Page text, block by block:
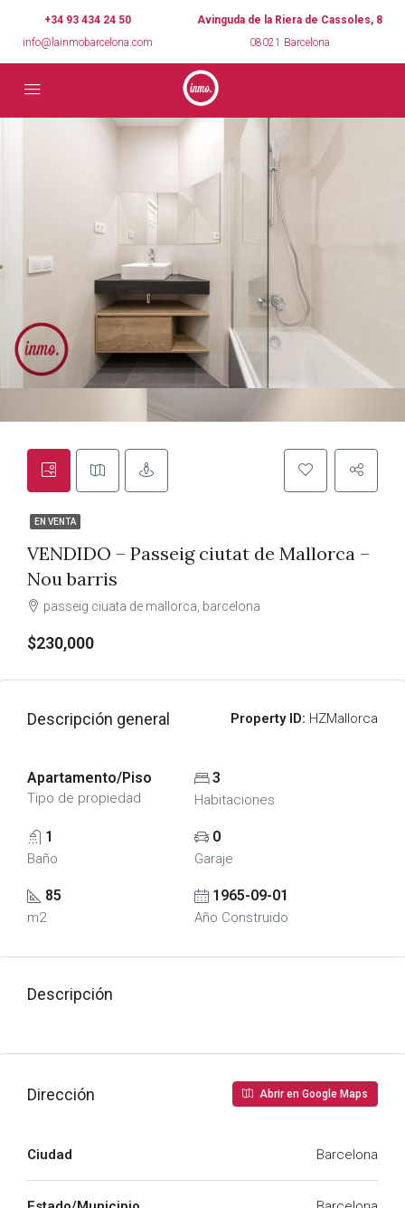
+34 93 434 24 50
info@lainmobarcelona.com
Avinguda de la Riera de Cassoles, 8
08021 Barcelona
EN VENTA
VENDIDO – Passeig ciutat de Mallorca –
Nou barris
passeig ciuata de mallorca, barcelona
$230,000
Descripción general Property ID: HZMallorca
Apartamento/Piso
Tipo de propiedad
3
Habitaciones
1
Baño
0
Garaje
85
m2
1965-09-01
Año Construido
Descripción
Dirección Abrir en Google Maps
Ciudad Barcelona